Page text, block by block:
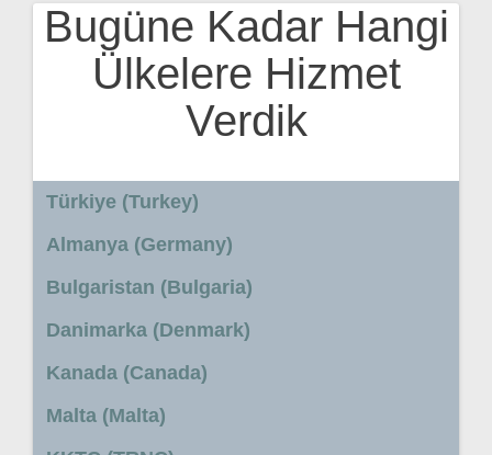
Bugüne Kadar Hangi
Ülkelere Hizmet
Verdik
Türkiye (Turkey)
Almanya (Germany)
Bulgaristan (Bulgaria)
Danimarka (Denmark)
Kanada (Canada)
Malta (Malta)